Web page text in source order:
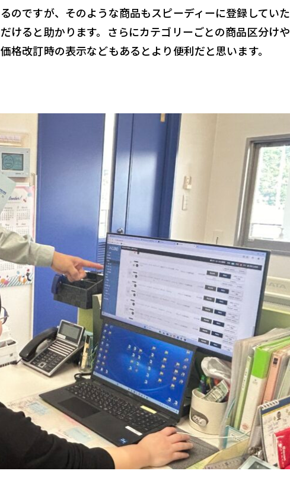
るのですが、そのような商品もスピーディーに登録していた
だけると助かります。さらにカテゴリーごとの商品区分けや
価格改訂時の表示などもあるとより便利だと思います。